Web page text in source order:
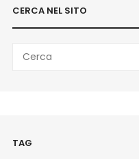
CERCA NEL SITO
for:
TAG